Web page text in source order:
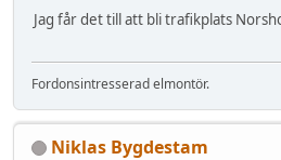
Jag får det till att bli trafikplats
Fordonsintresserad elmontör.
Niklas Bygdestam